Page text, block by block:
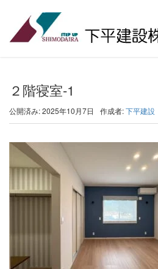
２階寝室-1
公開済み: 2025年10月7日 作成者:下平建設